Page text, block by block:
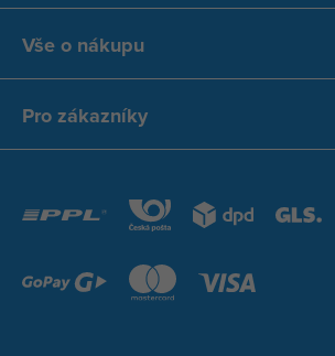
Vše o nákupu
Pro zákazníky